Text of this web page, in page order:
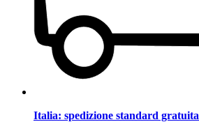
Italia: spedizione standard gratuita